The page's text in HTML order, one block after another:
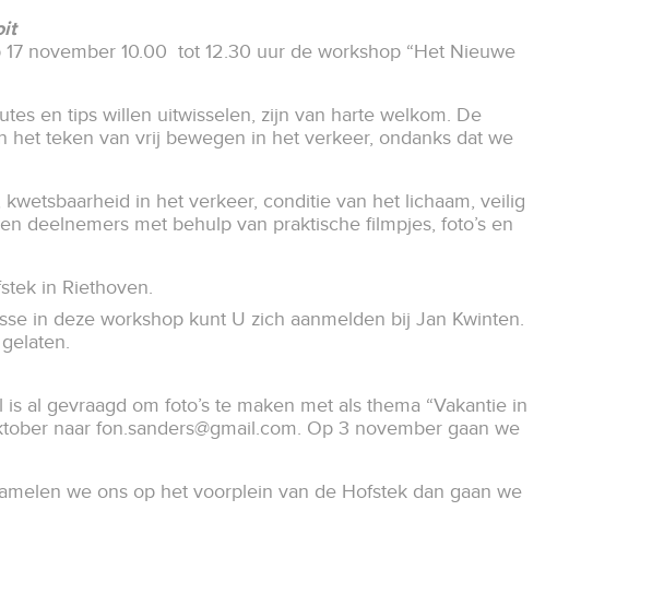
november 10.00 tot 12.30 uur de workshop “Het Nieuwe
en tips willen uitwisselen, zijn van harte welkom. De
teken van vrij bewegen in het verkeer, ondanks dat we
in het verkeer, conditie van het lichaam, veilig
deelnemers met behulp van praktische filmpjes, foto’s en
in Riethoven.
in deze workshop kunt U zich aanmelden bij Jan Kwinten.
al gevraagd om foto’s te maken met als thema “Vakantie in
naar fon.sanders@gmail.com. Op 3 november gaan we
we ons op het voorplein van de Hofstek dan gaan we